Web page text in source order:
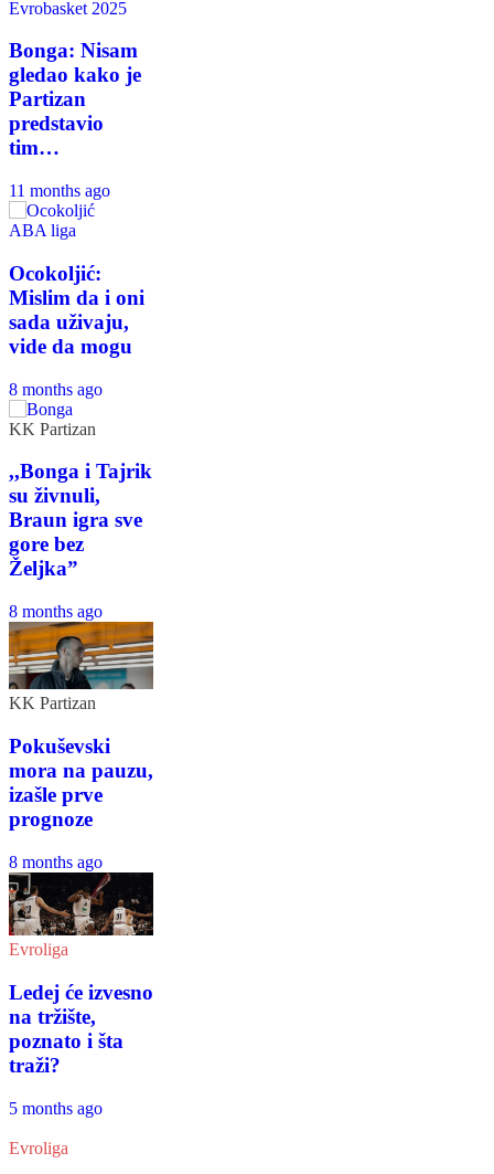
Evrobasket 2025
Bonga: Nisam
gledao kako je
Partizan
predstavio
tim…
11 months ago
ABA liga
Ocokoljić:
Mislim da i oni
sada uživaju,
vide da mogu
8 months ago
KK Partizan
,,Bonga i Tajrik
su živnuli,
Braun igra sve
gore bez
Željka”
8 months ago
KK Partizan
Pokuševski
mora na pauzu,
izašle prve
prognoze
8 months ago
Evroliga
Ledej će izvesno
na tržište,
poznato i šta
traži?
5 months ago
Evroliga